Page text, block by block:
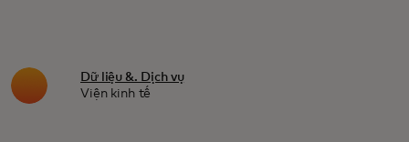
Dữ liệu &. Dịch vụ
Viện kinh tế